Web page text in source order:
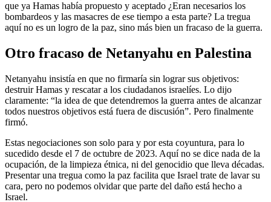
que ya Hamas había propuesto y aceptado ¿Eran necesarios los
bombardeos y las masacres de ese tiempo a esta parte? La tregua
aquí no es un logro de la paz, sino más bien un fracaso de la guerra.
Otro fracaso de Netanyahu en Palestina
Netanyahu insistía en que no firmaría sin lograr sus objetivos:
destruir Hamas y rescatar a los ciudadanos israelíes. Lo dijo
claramente: “la idea de que detendremos la guerra antes de alcanzar
todos nuestros objetivos está fuera de discusión”. Pero finalmente
firmó.
Estas negociaciones son solo para y por esta coyuntura, para lo
sucedido desde el 7 de octubre de 2023. Aquí no se dice nada de la
ocupación, de la limpieza étnica, ni del genocidio que lleva décadas.
Presentar una tregua como la paz facilita que Israel trate de lavar su
cara, pero no podemos olvidar que parte del daño está hecho a
Israel.